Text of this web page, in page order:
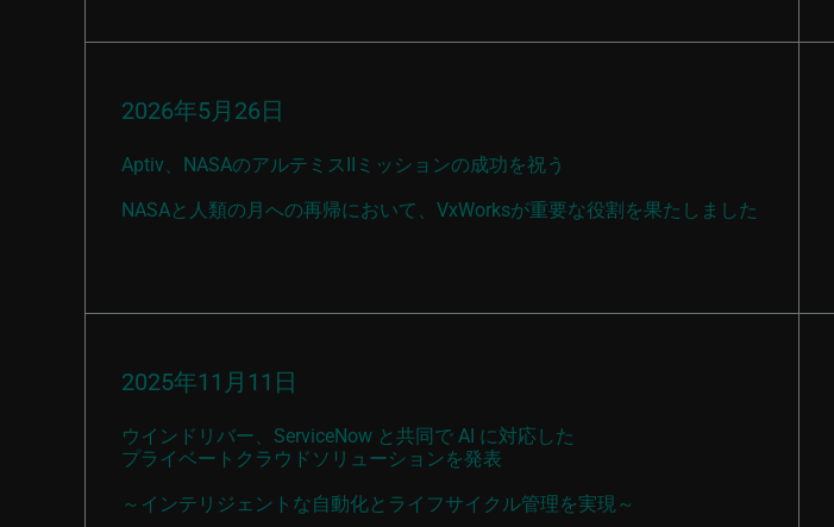
2026年5月26日
Aptiv、NASAのアルテミスIIミッションの成功を祝う
NASAと人類の月への再帰において、VxWorksが重要な役割を果たしました
2025年11月11日
ウインドリバー、ServiceNow と共同で AI に対応した
プライベートクラウドソリューションを発表
～インテリジェントな自動化とライフサイクル管理を実現～